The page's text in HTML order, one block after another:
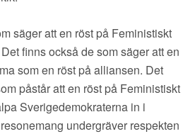
säger att en röst på Feministiskt
finns också de som säger att en
som en röst på alliansen. Det
påstår att en röst på Feministiskt
Sverigedemokraterna in i
undergräver respekten